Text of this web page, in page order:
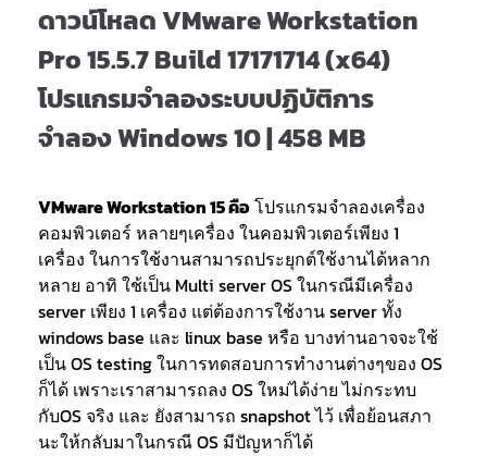
ดาวน์โหลด VMware Workstation
Pro 15.5.7 Build 17171714 (x64)
โปรแกรมจำลองระบบปฏิบัติการ
จำลอง Windows 10 | 458 MB
VMware Workstation 15 คือโปรแกรมจำลองเครื่อง
คอมพิวเตอร์ หลายๆเครื่อง ในคอมพิวเตอร์เพียง 1
เครื่อง ในการใช้งานสามารถประยุกต์ใช้งานได้หลาก
หลาย อาทิ ใช้เป็น Multi server OS ในกรณีมีเครื่อง
server เพียง 1 เครื่อง แต่ต้องการใช้งาน server ทั้ง
windows base และ linux base หรือ บางท่านอาจจะใช้
เป็น OS testing ในการทดสอบการทำงานต่างๆของ OS
ก็ได้ เพราะเราสามารถลง OS ใหม่ได้ง่าย ไม่กระทบ
กับOS จริง และ ยังสามารถ snapshot ไว้ เพื่อย้อนสภา
นะให้กลับมาในกรณี OS มีปัญหาก็ได้